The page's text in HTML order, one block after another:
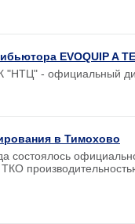
EVOQUIP A
- официальный
в Тимохово
состоялось
ТКО